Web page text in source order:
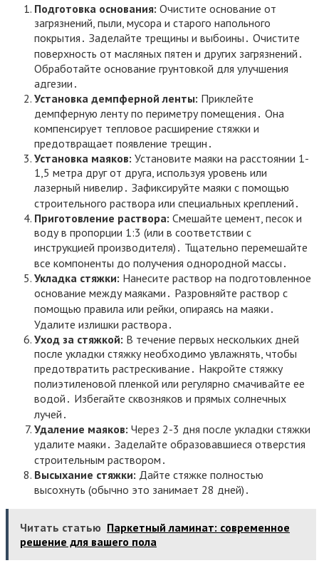
Подготовка основания: Очистите основание от
загрязнений, пыли, мусора и старого напольного
покрытия․ Заделайте трещины и выбоины․ Очистите
поверхность от масляных пятен и других загрязнений․
Обработайте основание грунтовкой для улучшения
адгезии․
Установка демпферной ленты: Приклейте
демпферную ленту по периметру помещения․ Она
компенсирует тепловое расширение стяжки и
предотвращает появление трещин․
Установка маяков: Установите маяки на расстоянии 1-
1,5 метра друг от друга, используя уровень или
лазерный нивелир․ Зафиксируйте маяки с помощью
строительного раствора или специальных креплений․
Приготовление раствора: Смешайте цемент, песок и
воду в пропорции 1:3 (или в соответствии с
инструкцией производителя)․ Тщательно перемешайте
все компоненты до получения однородной массы․
Укладка стяжки: Нанесите раствор на подготовленное
основание между маяками․ Разровняйте раствор с
помощью правила или рейки, опираясь на маяки․
Удалите излишки раствора․
Уход за стяжкой: В течение первых нескольких дней
после укладки стяжку необходимо увлажнять, чтобы
предотвратить растрескивание․ Накройте стяжку
полиэтиленовой пленкой или регулярно смачивайте ее
водой․ Избегайте сквозняков и прямых солнечных
лучей․
Удаление маяков: Через 2-3 дня после укладки стяжки
удалите маяки․ Заделайте образовавшиеся отверстия
строительным раствором․
Высыхание стяжки: Дайте стяжке полностью
высохнуть (обычно это занимает 28 дней)․
Читать статью Паркетный ламинат: современное
решение для вашего пола